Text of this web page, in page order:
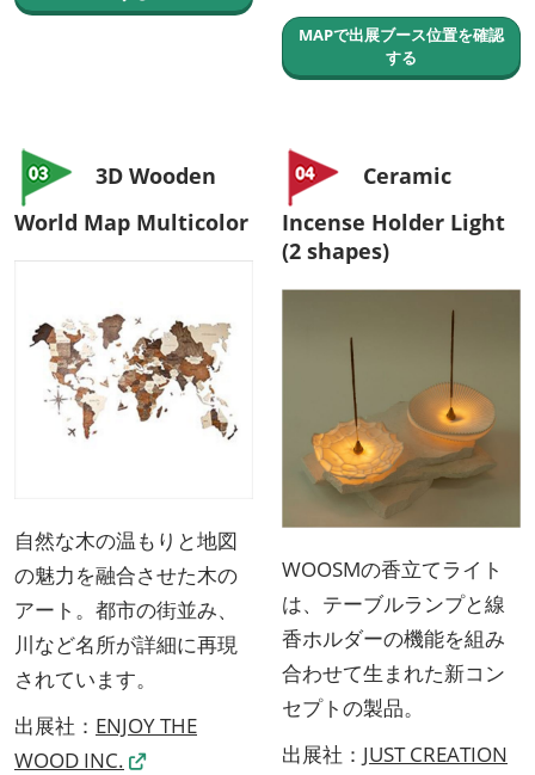
MAPで出展ブース位置を確認
する
3D Wooden
World Map Multicolor
自然な木の温もりと地図
の魅力を融合させた木の
アート。都市の街並み、
川など名所が詳細に再現
されています。
出展社： ENJOY THE
WOOD INC.
Ceramic
Incense Holder Light
(2 shapes)
WOOSMの香立てライト
は、テーブルランプと線
香ホルダーの機能を組み
合わせて生まれた新コン
セプトの製品。
出展社： JUST CREATION